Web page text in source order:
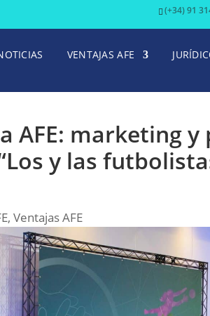
(+34) 91
VENTAJAS AFE
AFE: marketing
y las
,Ventajas AFE